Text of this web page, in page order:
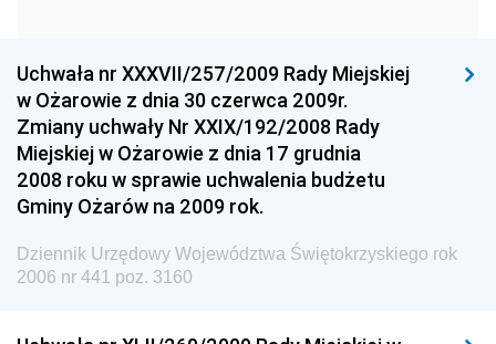
Dziennik Urzędowy Ministra Gospodarki
Dziennik Urzędowy Urzędu Ochrony Konkurencji i
Konsumentów
Dziennik Urzędowy Ministra Pracy i Polityki
Społecznej
Dziennik Urzędowy Urzędu Lotnictwa Cywilnego
Uchwała nr XXXVII/257/2009 Rady Miejskiej
w Ożarowie z dnia 30 czerwca 2009r.
Zmiany uchwały Nr XXIX/192/2008 Rady
Miejskiej w Ożarowie z dnia 17 grudnia
2008 roku w sprawie uchwalenia budżetu
Gminy Ożarów na 2009 rok.
Dziennik Urzędowy Województwa Świętokrzyskiego rok
2006 nr 441 poz. 3160